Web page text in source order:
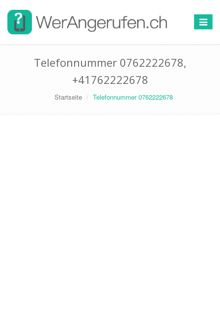
Toggle
Telefonnummer 0762222678,
+41762222678
Startseite Telefonnummer 0762222678